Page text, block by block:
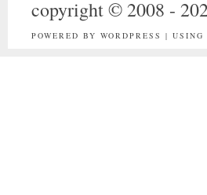
copyright © 2008 -
POWERED BY WORDPRESS | USING